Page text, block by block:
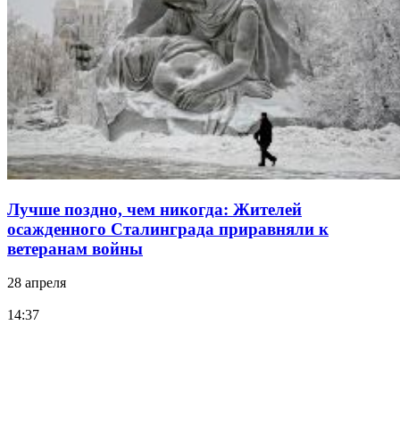
Лучше поздно, чем никогда: Жителей
осажденного Сталинграда приравняли к
ветеранам войны
28 апреля
14:37